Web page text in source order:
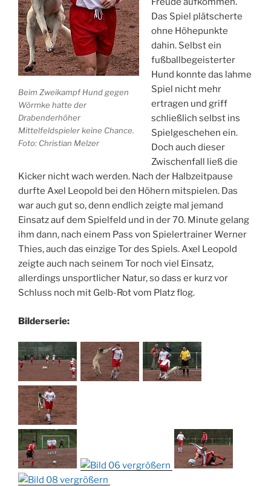
Beim Zweikampf Hund gegen
Wörmke hatte der
Drabenderhöher
Mittelfeldspieler keine Chance.
Foto: Christian Melzer
Das Spiel plätscherte
ohne Höhepunkte
dahin. Selbst ein
fußballbegeisterter
Hund konnte das lahme
Spiel nicht mehr
ertragen und griff
schließlich selbst ins
Spielgeschehen ein.
Doch auch dieser
Zwischenfall ließ die
Kicker nicht wach werden. Nach der Halbzeitpause
durfte Axel Leopold bei den Höhern mitspielen. Das
war auch gut so, denn endlich zeigte mal jemand
Einsatz auf dem Spielfeld und in der 70. Minute gelang
ihm dann, nach einem Pass von Spielertrainer Werner
Thies, auch das einzige Tor des Spiels. Axel Leopold
zeigte auch nach seinem Tor noch viel Einsatz,
allerdings unsportlicher Natur, so dass er kurz vor
Schluss noch mit Gelb-Rot vom Platz flog.
Bilderserie: